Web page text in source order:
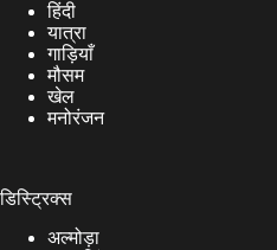
हिंदी
यात्रा
गाड़ियाँ
मौसम
खेल
मनोरंजन
डिस्ट्रिक्स
अल्मोड़ा